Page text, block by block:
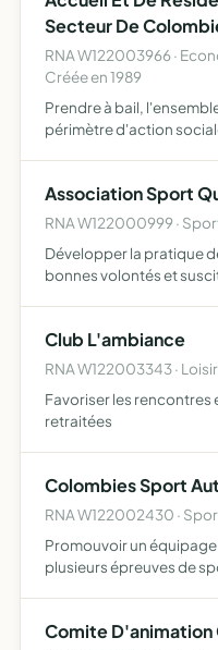
Secteur De
RNA W122003966 ·
Créée en 1989
Prendre à bail,
périmètre d'action
Association Sport
RNA W122000999 ·
Développer la pratique
bonnes volontés et
Club L'ambiance
RNA W122003343 ·
Favoriser les rencontres
retraitées
Colombies Sport
RNA W122002430 ·
Promouvoir un
plusieurs épreuves de
Comite D'animation